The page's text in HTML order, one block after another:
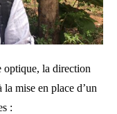
optique, la direction
mise en place d’un
: